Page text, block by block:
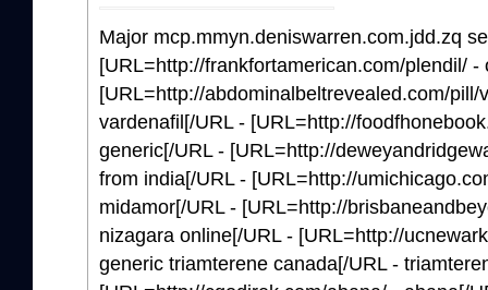
Major mcp.mmyn.deniswarren.com.jdd.zq
[URL=http://frankfortamerican.com/plendil/ -
[URL=http://abdominalbeltrevealed.com/pill/
vardenafil[/URL - [URL=http://
generic[/URL - [URL=http://
from india[/URL - [URL=http://
midamor[/URL - [URL=http://
nizagara online[/URL - [URL=http://
generic triamterene canada[/URL -